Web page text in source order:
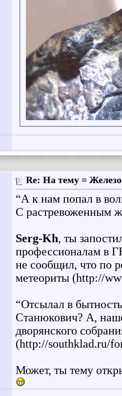
Re: На тему =
“А к нам попал в
С растревоженным
Serg-Kh, ты
профессионалам в
не сообщил, что по
метеориты (http://
“Отсылал в
Станюкович? А,
дворянского
(http://southklad.ru/
Может, ты тему